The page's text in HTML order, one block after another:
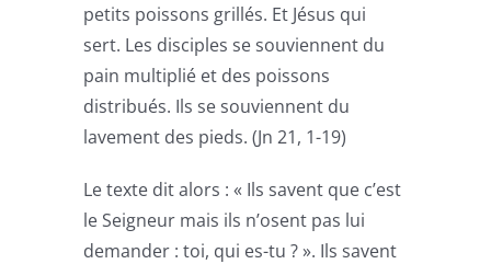
petits poissons grillés. Et Jésus qui
sert. Les disciples se souviennent du
pain multiplié et des poissons
distribués. Ils se souviennent du
lavement des pieds. (Jn 21, 1-19)
Le texte dit alors : « Ils savent que c’est
le Seigneur mais ils n’osent pas lui
demander : toi, qui es-tu ? ». Ils savent